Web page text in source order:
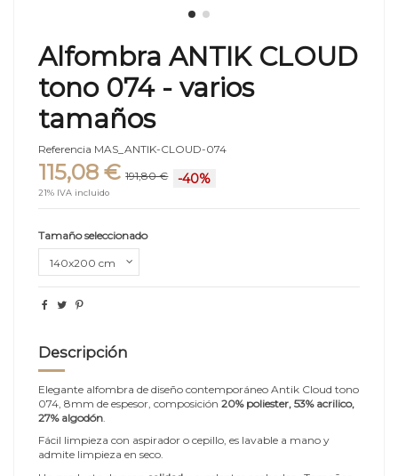
Alfombra ANTIK CLOUD
tono 074 - varios
tamaños
Referencia MAS_ANTIK-CLOUD-074
115,08 € 191,80 € -40%
21% IVA incluido
Tamaño seleccionado
Descripción
Elegante alfombra de diseño contemporáneo Antik Cloud tono
074, 8mm de espesor, composición 20% poliester, 53% acrilico,
27% algodón
Fácil limpieza con aspirador o cepillo, es lavable a mano y
admite limpieza en seco.